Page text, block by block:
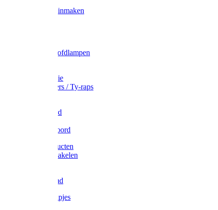
Wecken & inmaken
Zak- & Hoofdlampen
Tape en folie
Kabelbinders / Ty-raps
Metselkoord
Elastisch koord
Afdekproducten
Heffen en takelen
Waslijndraad
Simplexknipjes